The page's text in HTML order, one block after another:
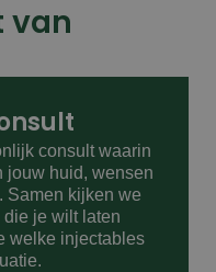
van
consult waarin
jouw huid, wensen
Samen kijken we
je wilt laten
welke injectables